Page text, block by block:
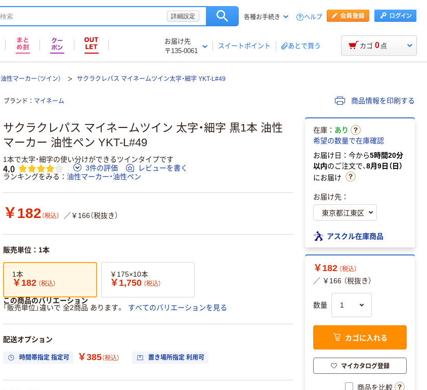
詳細設定 各種お手続き ヘルプ
お届け先
〒135-0061
スイートポイント あとで買う カゴ 0 点
油性マーカー（ツイン） サクラクレパス マイネームツイン太字・細字 YKT-L#49
ブランド マイネーム 商品情報を印刷する
サクラクレパス マイネームツイン 太字・細字 黒1本 油性
マーカー 油性ペン YKT-L#49
1本で太字・細字の使い分けができるツインタイプです
4.0 3件の評価
レビューを書く
ランキングをみる
油性マーカー・油性ペン
￥182 （税込） ／￥166（税抜き）
販売単位：1本
1本
￥182 （税込）
￥175×10本
￥1,750 （税込）
この商品のバリエーション
「販売単位」違いで 全2商品 あります。
すべてのバリエーションを見る
配送オプション
時間帯指定 指定可 ￥385（税込） 置き場所指定 利用可
在庫： あり
希望の数量で在庫確認
お届け日：今から5時間20分
以内のご注文で、8月9日（日）
にお届け
お届け先：
アスクル在庫商品
￥182 （税込）
／ ￥166 （税抜き）
数量
カゴに入れる
マイカタログ登録
商品を比較